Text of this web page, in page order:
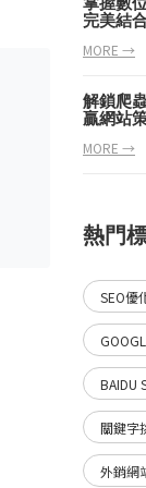
完美結
MORE →
解鎖爬
贏網站
MORE →
熱門
SEO優
BAIDU
關鍵字
外銷網